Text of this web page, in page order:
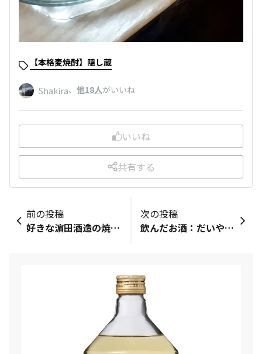
【本格麦焼酎】隠し蔵
Shakira、 他18人がいいね
いいね
共有する
前の投稿
好きな濵田酒造の焼酎：買いにいけば一言：今日もお疲れ様です皆さんお休みできてますかね…自分は休みなんでまずは鰹のたたきをアレンジして海童でカンパイです😊
次の投稿
飲んだお酒：だいやめ飲み方・コメント：いわし水煮缶で晩酌